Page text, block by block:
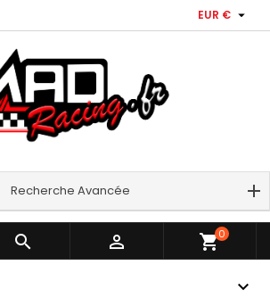
EUR € 
Recherche Avancée
  shopping_cart0